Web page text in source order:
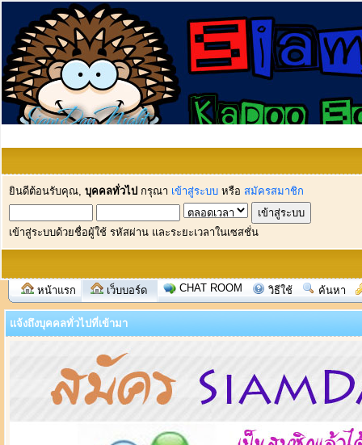
ยินดีต้อนรับคุณ, บุคคลทั่วไป กรุณา เข้าสู่ระบบ หรือ สมัครสมาชิก
เข้าสู่ระบบด้วยชื่อผู้ใช้ รหัสผ่าน และระยะเวลาในเซสชั่น
หน้าแรก เว็บบอร์ด CHAT ROOM วิธีใช้ ค้นหา
แจ้งถึงบุคคลทั่วไปที่เข้ามา